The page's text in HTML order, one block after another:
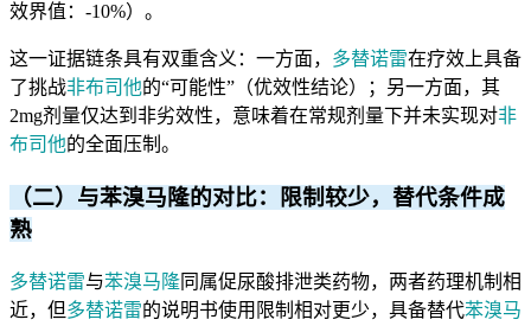
效界值：-10%）。
这一证据链条具有双重含义：一方面， 多替诺雷在疗效上具备
了挑战非布司他的“可能性”（优效性结论）；另一方面，其
2mg剂量仅达到非劣效性，意味着在常规剂量下并未实现对非
布司他的全面压制。
（二）与苯溴马隆的对比：限制较少，替代条件成
熟
多替诺雷与苯溴马隆同属促尿酸排泄类药物，两者药理机制相
近，但多替诺雷的说明书使用限制相对更少，具备替代苯溴马